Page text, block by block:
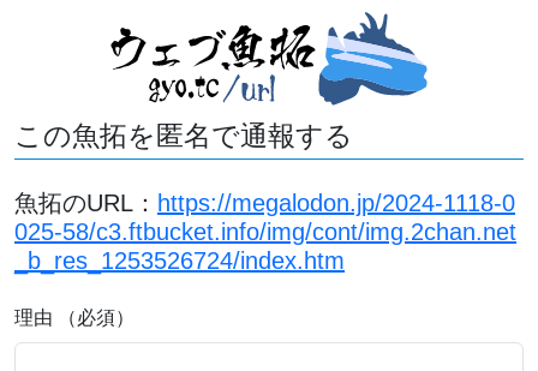
この魚拓を匿名で通報する
魚拓のURL： https://megalodon.jp/2024-1118-0
025-58/c3.ftbucket.info/img/cont/img.2chan.net
_b_res_1253526724/index.htm
理由 （必須）